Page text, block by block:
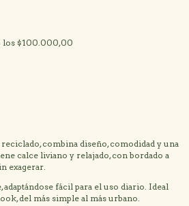
los $100.000,00
combina diseño, comodidad y una
calce liviano y relajado, con bordado a
exagerar.
adaptándose fácil para el uso diario. Ideal
del más simple al más urbano.